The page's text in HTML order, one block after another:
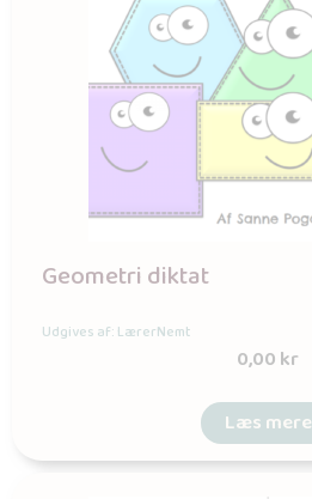
Geometri diktat
Udgives af: LærerNemt
0,00kr
Læs mere